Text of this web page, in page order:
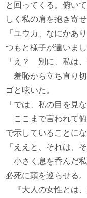
と回ってくる。俯い
しく私の肩を抱き寄せ
「ユウカ、なにかあ
つもと様子が違いまし
「え？ 別に、私は
羞恥から立ち直り
ゴと呟いた。
「では、私の目を見な
ここまで言われて
で示していることに
「ええと、それは
小さく息を呑んだ私
必死に頭を巡らせる。
『大人の女性とは